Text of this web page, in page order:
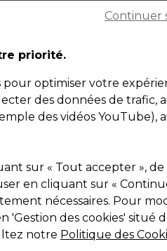
noire brillante – l’écrin
pour sublimer
premium
rigidité grâce à son
Son format carré (16 x 16
bijoux, accessoires, petite
tout en assurant
présentation chic sur table
priorité.
pour optimiser votre
des données de trafic,
des vidéos YouTube),
sur « Tout accepter », de
en cliquant sur «
nécessaires. Pour
'Gestion des cookies' situé
notre Politique des
Continuer